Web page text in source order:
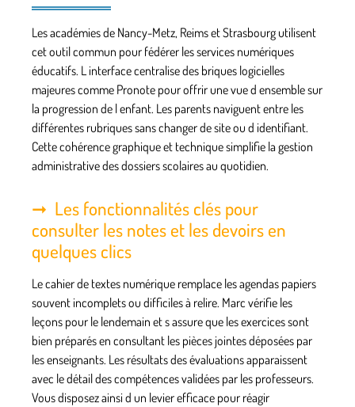
Les académies de Nancy-Metz, Reims et Strasbourg utilisent
cet outil commun pour fédérer les services numériques
éducatifs. L interface centralise des briques logicielles
majeures comme Pronote pour offrir une vue d ensemble sur
la progression de l enfant. Les parents naviguent entre les
différentes rubriques sans changer de site ou d identifiant.
Cette cohérence graphique et technique simplifie la gestion
administrative des dossiers scolaires au quotidien.
Les fonctionnalités clés pour
consulter les notes et les devoirs en
quelques clics
Le cahier de textes numérique remplace les agendas papiers
souvent incomplets ou difficiles à relire. Marc vérifie les
leçons pour le lendemain et s assure que les exercices sont
bien préparés en consultant les pièces jointes déposées par
les enseignants. Les résultats des évaluations apparaissent
avec le détail des compétences validées par les professeurs.
Vous disposez ainsi d un levier efficace pour réagir